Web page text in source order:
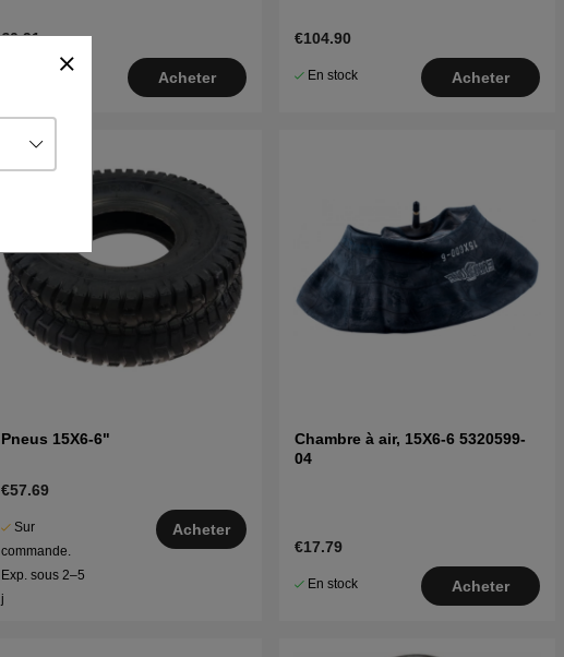
€0.91
En stock Acheter
€104.90
En stock Acheter
Pneus 15X6-6"
€57.69
Sur
commande.
Exp. sous 2–5
j
Acheter
Chambre à air, 15X6-6 5320599-
04
€17.79
En stock Acheter